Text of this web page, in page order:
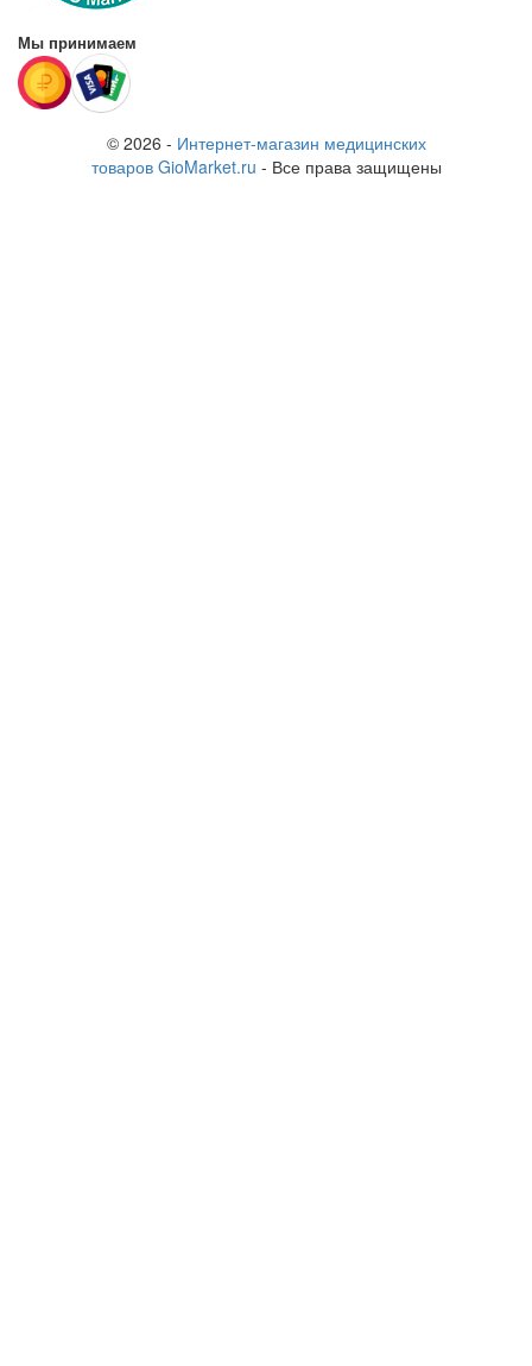
Мы принимаем
© 2026 - Интернет-магазин медицинских
товаров GioMarket.ru - Все права защищены